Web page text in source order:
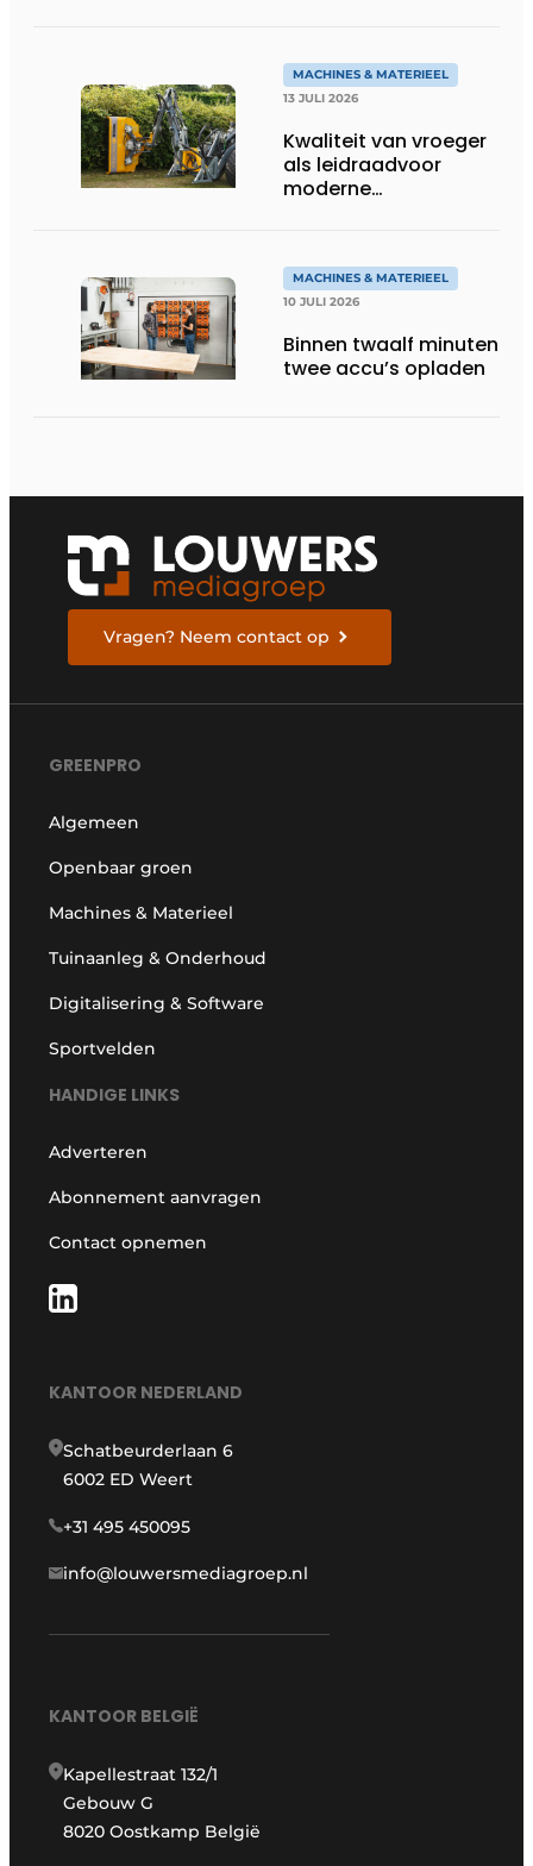
MACHINES & MATERIEEL
13 JULI 2026
Kwaliteit van vroeger
als leidraadvoor
moderne
MACHINES & MATERIEEL
10 JULI 2026
Binnen twaalf minuten
twee accu’s opladen
Vragen? Neem contact op
GREENPRO
Algemeen
Openbaar groen
Machines & Materieel
Tuinaanleg & Onderhoud
Digitalisering & Software
Sportvelden
HANDIGE LINKS
Adverteren
Abonnement aanvragen
Contact opnemen
KANTOOR NEDERLAND
Schatbeurderlaan 6
6002 ED Weert
+31 495 450095
info@louwersmediagroep.nl
KANTOOR BELGIË
Kapellestraat 132/1
Gebouw G
8020 Oostkamp België